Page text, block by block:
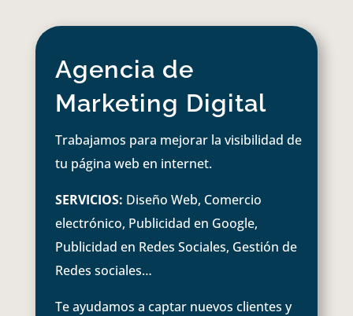
Agencia de
Marketing Digital
Trabajamos para mejorar la visibilidad de
tu página web en internet.
SERVICIOS: Diseño Web, Comercio
electrónico, Publicidad en Google,
Publicidad en Redes Sociales, Gestión de
Redes sociales…
Te ayudamos a captar nuevos clientes y